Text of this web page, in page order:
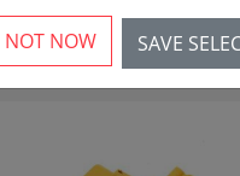
SAVE
NOT NOW